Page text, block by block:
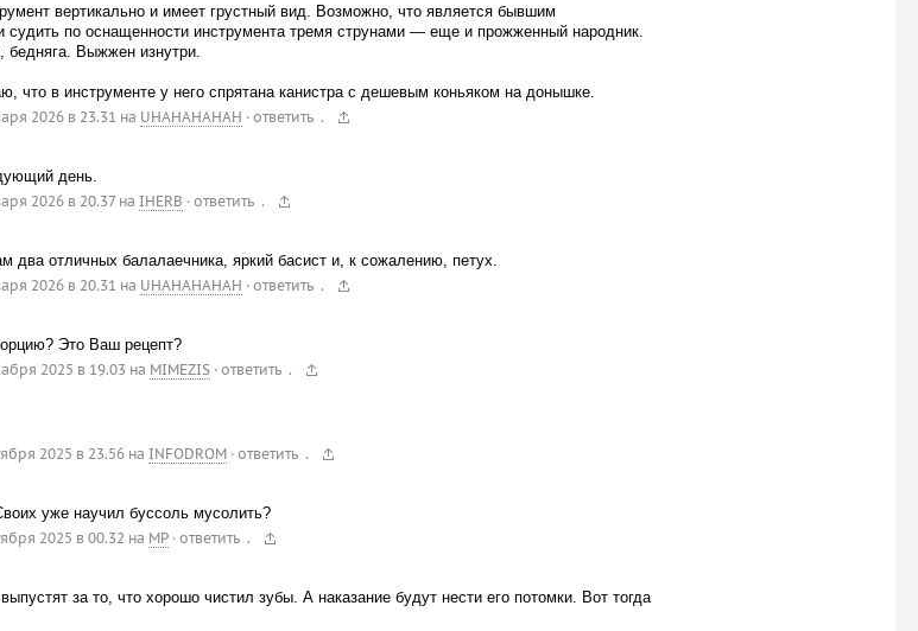
вертикально и имеет грустный вид. Возможно, что является бывшим
судить по оснащенности инструмента тремя струнами — еще и прожженный народник.
бедняга. Выжжен изнутри.
что в инструменте у него спрятана канистра с дешевым коньяком на донышке.
2026 в 23.31 на UHAHAHAHAH · ответить .
день.
2026 в 20.37на IHERB · ответить .
два отличных балалаечника, яркий басист и, к сожалению, петух.
2026 в 20.31 на UHAHAHAHAH · ответить .
Это Ваш рецепт?
2025 в 19.03 на MIMEZIS · ответить .
2025 в 23.56на INFODROM · ответить .
уже научил буссоль мусолить?
2025 в 00.32 на MP · ответить .
за то, что хорошо чистил зубы. А наказание будут нести его потомки. Вот тогда